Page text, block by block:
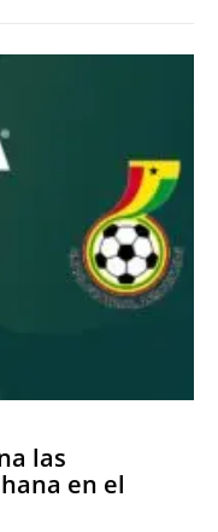
las
en el